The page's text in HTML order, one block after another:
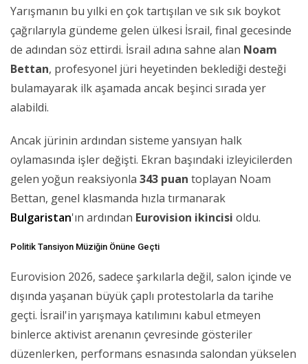
Yarışmanın bu yılki en çok tartışılan ve sık sık boykot
çağrılarıyla gündeme gelen ülkesi İsrail, final gecesinde
de adından söz ettirdi. İsrail adına sahne alan Noam
Bettan, profesyonel jüri heyetinden beklediği desteği
bulamayarak ilk aşamada ancak beşinci sırada yer
alabildi.
Ancak jürinin ardından sisteme yansıyan halk
oylamasında işler değişti. Ekran başındaki izleyicilerden
gelen yoğun reaksiyonla 343 puan toplayan Noam
Bettan, genel klasmanda hızla tırmanarak
Bulgaristan'ın ardından Eurovision ikincisi oldu.
Politik Tansiyon Müziğin Önüne Geçti
Eurovision 2026, sadece şarkılarla değil, salon içinde ve
dışında yaşanan büyük çaplı protestolarla da tarihe
geçti. İsrail'in yarışmaya katılımını kabul etmeyen
binlerce aktivist arenanın çevresinde gösteriler
düzenlerken, performans esnasında salondan yükselen